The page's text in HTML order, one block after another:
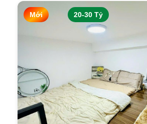
Mới 20-30 Tỷ